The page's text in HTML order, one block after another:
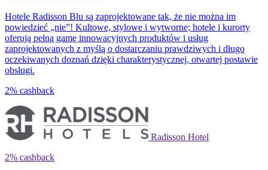
Hotele Radisson Blu są zaprojektowane tak, że nie można im
powiedzieć „nie”! Kultowe, stylowe i wytworne; hotele i kurorty
oferują pełną gamę innowacyjnych produktów i usług
zaprojektowanych z myślą o dostarczaniu prawdziwych i długo
oczekiwanych doznań dzięki charakterystycznej, otwartej postawie
obsługi.
2% cashback
Radisson Hotel
2% cashback